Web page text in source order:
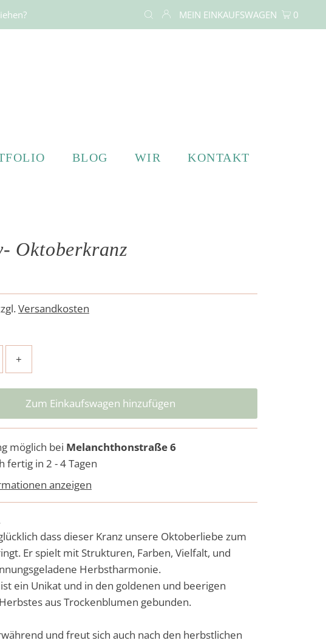
MEIN EINKAUFSWAGEN 0
BLOG WIR KONTAKT
Oktoberkranz
Versandkosten
+
möglich bei Melanchthonstraße 6
fertig in 2 - 4 Tagen
anzeigen
dass dieser Kranz unsere Oktoberliebe zum
Er spielt mit Strukturen, Farben, Vielfalt, und
Herbstharmonie.
ein Unikat und in den goldenen und beerigen
aus Trockenblumen gebunden.
und freut sich auch nach den herbstlichen